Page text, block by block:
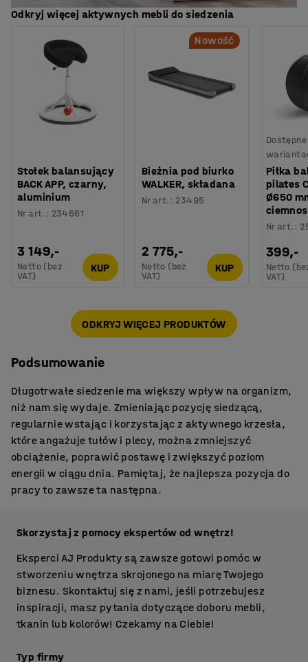
Odkryj więcej aktywnych mebli do siedzenia
Stołek balansujący
BACK APP, czarny,
aluminium
Nr art. : 234661
3 149,-
Netto (bez
VAT)
KUP
Nowość
Bieżnia pod biurko
WALKER, składana
Nr art. : 23495
2 775,-
Netto (bez
VAT)
KUP
Piłka
pilates
Ø650
Nr art. :
399,-
Netto
VAT)
ODKRYJ WIĘCEJ PRODUKTÓW
Podsumowanie
Długotrwałe siedzenie ma większy wpływ na organizm,
niż nam się wydaje. Zmieniając pozycję siedzącą,
regularnie wstając i korzystając z aktywnego krzesła,
które angażuje tułów i plecy, można zmniejszyć
obciążenie, poprawić postawę i zwiększyć poziom
energii w ciągu dnia. Pamiętaj, że najlepsza pozycja do
pracy to zawsze ta następna.
Skorzystaj z pomocy ekspertów od wnętrz!
Eksperci AJ Produkty są zawsze gotowi pomóc w
stworzeniu wnętrza skrojonego na miarę Twojego
biznesu. Skontaktuj się z nami, jeśli potrzebujesz
inspiracji, masz pytania dotyczące doboru mebli,
tkanin lub kolorów! Czekamy na Ciebie!
Typ firmy